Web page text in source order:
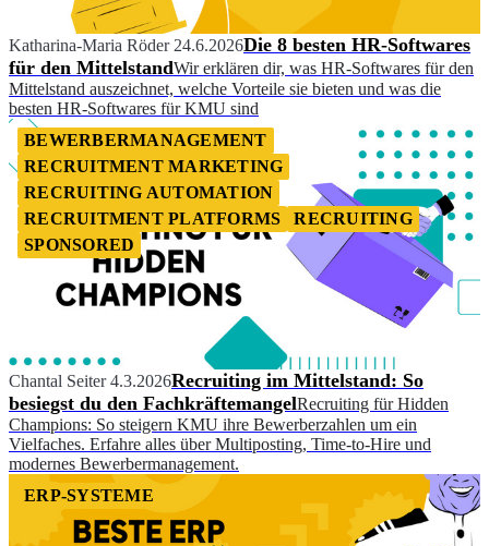
Katharina-Maria Röder 24.6.2026Die 8 besten HR-Softwares
für den MittelstandWir erklären dir, was HR-Softwares für den
Mittelstand auszeichnet, welche Vorteile sie bieten und was die
besten HR-Softwares für KMU sind
BEWERBERMANAGEMENT
RECRUITMENT MARKETING
RECRUITING AUTOMATION
RECRUITMENT PLATFORMS
RECRUITING
SPONSORED
Chantal Seiter 4.3.2026Recruiting im Mittelstand: So
besiegst du den FachkräftemangelRecruiting für Hidden
Champions: So steigern KMU ihre Bewerberzahlen um ein
Vielfaches. Erfahre alles über Multiposting, Time-to-Hire und
modernes Bewerbermanagement.
ERP-SYSTEME